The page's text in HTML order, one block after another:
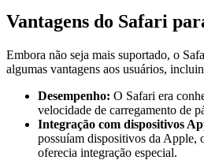
Vantagens do Safari
Embora não seja mais suportado, o
algumas vantagens aos usuários,
Desempenho: O Safari era
velocidade de carregamento de
Integração com dispositivos
possuíam dispositivos da Apple,
oferecia integração especial.